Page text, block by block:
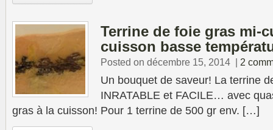
Terrine de foie gras mi-
cuisson basse
Posted on décembre 15, 2014 | 2
Un bouquet de saveur! La terrine
INRATABLE et FACILE… avec
gras à la cuisson! Pour 1 terrine de 500 gr env. […]